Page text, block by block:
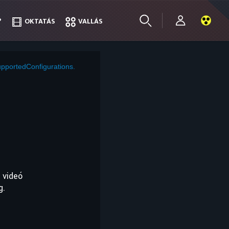
OKTATÁS VALLÁS
OKTATÁS VALLÁS